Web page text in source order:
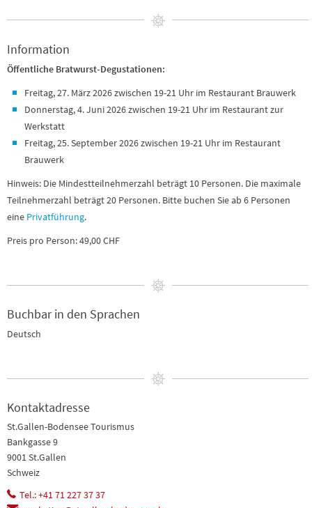
Information
Öffentliche Bratwurst-Degustationen:
Freitag, 27. März 2026 zwischen 19-21 Uhr im Restaurant Brauwerk
Donnerstag, 4. Juni 2026 zwischen 19-21 Uhr im Restaurant zur
Werkstatt
Freitag, 25. September 2026 zwischen 19-21 Uhr im Restaurant
Brauwerk
Hinweis: Die Mindestteilnehmerzahl beträgt 10 Personen. Die maximale
Teilnehmerzahl beträgt 20 Personen. Bitte buchen Sie ab 6 Personen
eine Privatführung.
Preis pro Person: 49,00 CHF
Buchbar in den Sprachen
Deutsch
Kontaktadresse
St.Gallen-Bodensee Tourismus
Bankgasse 9
9001 St.Gallen
Schweiz
Tel.: +41 71 227 37 37